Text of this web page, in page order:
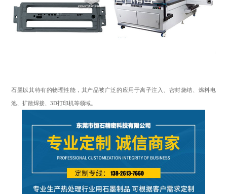
石墨以其特有的物理性能，其产品被广泛的应用于离子注入、密封烧结、燃料电
池、扩散焊接、3D打印机等领域。